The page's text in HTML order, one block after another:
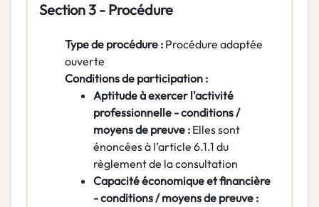
Section 3 - Procédure
Type de procédure : Procédure adaptée
ouverte
Conditions de participation :
Aptitude à exercer l'activité
professionnelle - conditions /
moyens de preuve : Elles sont
énoncées à l’article 6.1.1 du
règlement de la consultation
Capacité économique et financière
- conditions / moyens de preuve :